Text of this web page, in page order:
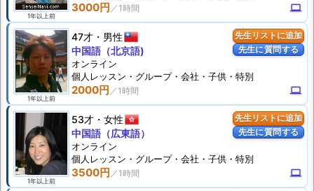
1年以上前
3000円 computer
先生リストに追加
先生に質問する
1年以上前
47才 男性
2000円 computer
中国語（北京語)
オンライン
個人 レッスン ・グループ・会社・子供・特別
先生リストに追加
先生に質問する
1年以上前
53才 女性
3500円 computer
中国語（広東語）
オンライン
個人 レッスン ・グループ・会社・子供・特別